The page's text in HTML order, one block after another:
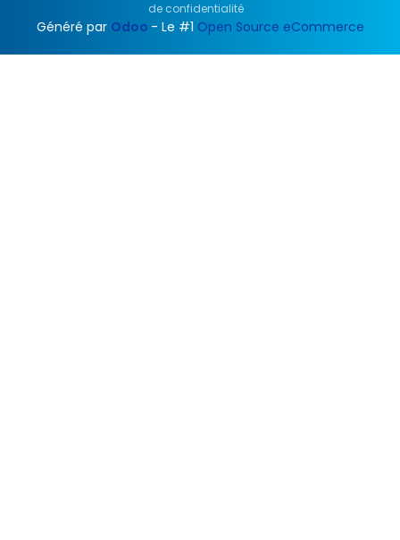
de confidentialité
Généré par Odoo - Le #1 Open Source eCommerce